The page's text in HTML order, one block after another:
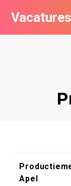
Apel
Vacatures per